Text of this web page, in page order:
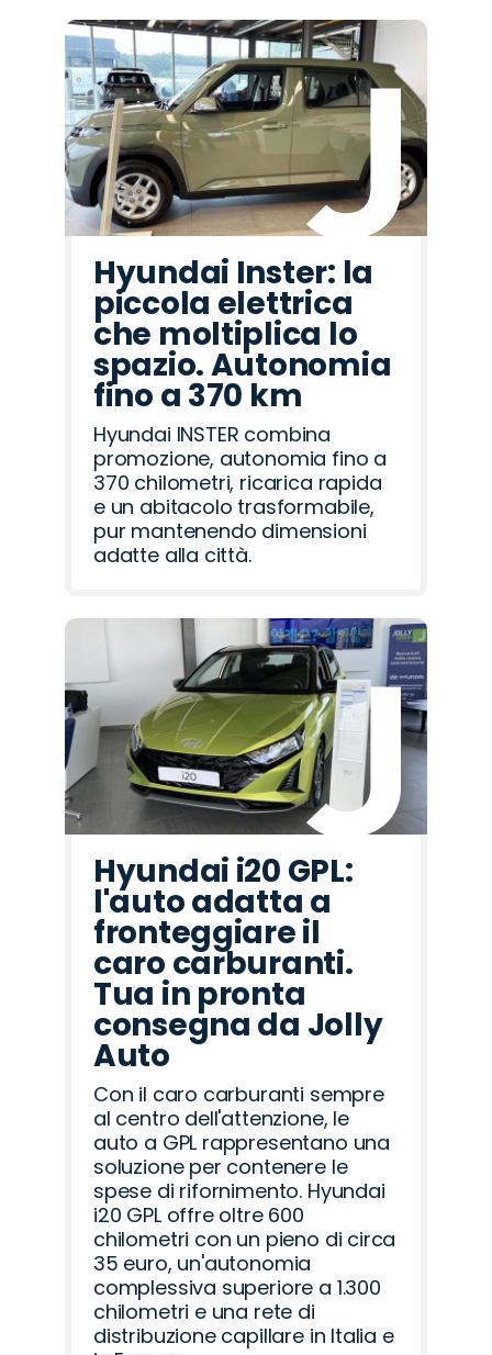
Hyundai Inster: la
piccola elettrica
che moltiplica lo
spazio. Autonomia
fino a 370 km
Hyundai INSTER combina
promozione, autonomia fino a
370 chilometri, ricarica rapida
e un abitacolo trasformabile,
pur mantenendo dimensioni
adatte alla città.
Hyundai i20 GPL:
l'auto adatta a
fronteggiare il
caro carburanti.
Tua in pronta
consegna da Jolly
Auto
Con il caro carburanti sempre
al centro dell'attenzione, le
auto a GPL rappresentano una
soluzione per contenere le
spese di rifornimento. Hyundai
i20 GPL offre oltre 600
chilometri con un pieno di circa
35 euro, un'autonomia
complessiva superiore a 1.300
chilometri e una rete di
distribuzione capillare in Italia e